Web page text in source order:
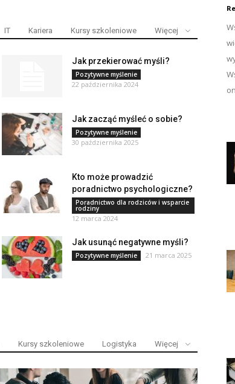
IT Kariera Kursy szkoleniowe Więcej
Jak przekierować myśli?
Pozytywne myślenie
22 października 2024
Jak zacząć myśleć o sobie?
Pozytywne myślenie
30 października 2025
Kto może prowadzić
poradnictwo psychologiczne?
Poradnictwo dla rodziców i wsparcie
rodziny
12 marca 2024
Jak usunąć negatywne myśli?
Pozytywne myślenie 21 marca 2025
Kursy szkoleniowe Logistyka Więcej